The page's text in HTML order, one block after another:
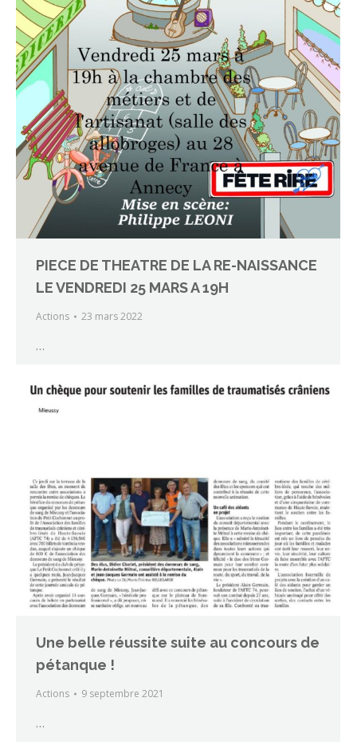
PIECE DE THEATRE DE LA RE-NAISSANCE
LE VENDREDI 25 MARS A 19H
Actions 23 mars 2022
…
Une belle réussite suite au concours de
pétanque !
Actions 9 septembre 2021
…